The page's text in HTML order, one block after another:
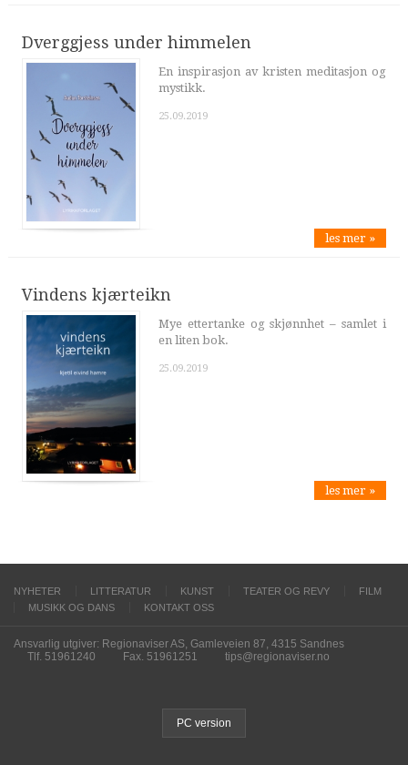
Dverggjess under himmelen
En inspirasjon av kristen meditasjon og
mystikk.
25.09.2019
les mer »
Vindens kjærteikn
Mye ettertanke og skjønnhet – samlet i
en liten bok.
25.09.2019
les mer »
NYHETER LITTERATUR KUNST TEATER OG REVY
FILM
MUSIKK OG DANS
KONTAKT OSS
Ansvarlig utgiver: Regionaviser AS, Gamleveien 87, 4315 Sandnes
Tlf. 51961240
Fax. 51961251 tips@regionaviser.no
PC version